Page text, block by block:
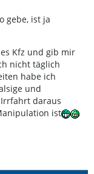
gebe, ist ja
Kfz und gib mir
nicht täglich
habe ich
und
daraus
ist